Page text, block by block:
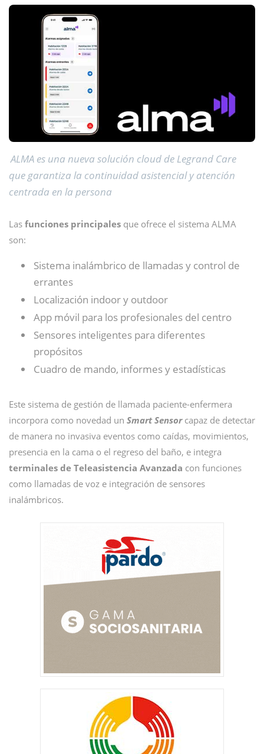
ALMA es una nueva solución cloud de Legrand Care
que garantiza la continuidad asistencial y atención
centrada en la persona
Las funciones principales que ofrece el sistema ALMA
son:
Sistema inalámbrico de llamadas y control de
errantes
Localización indoor y outdoor
App móvil para los profesionales del centro
Sensores inteligentes para diferentes
propósitos
Cuadro de mando, informes y estadísticas
Este sistema de gestión de llamada paciente-enfermera
incorpora como novedad un Smart Sensorcapaz de detectar
de manera no invasiva eventos como caídas, movimientos,
presencia en la cama o el regreso del baño, e integra
terminales de Teleasistencia Avanzada con funciones
como llamadas de voz e integración de sensores
inalámbricos.